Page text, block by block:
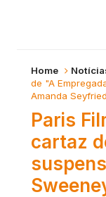
Home
de "A
Amanda Seyfried
Paris
cartaz